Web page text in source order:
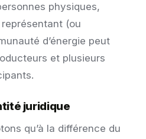
physiques,
(ou
d’énergie peut
et plusieurs
juridique
qu’à la différence du